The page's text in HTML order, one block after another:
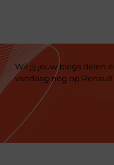
Wil jij jouw blogs delen
vandaag nog op